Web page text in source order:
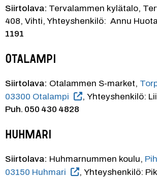
Siirtolava: Tervalammen kylätalo,
408, Vihti, Yhteyshenkilö:  Annu
1191
Otalampi
Siirtolava: Otalammen S-market,
03300 Otalampi
Puh. 050 430 4828
Huhmari
Siirtolava: Huhmarnummen koulu,
03150 Huhmari